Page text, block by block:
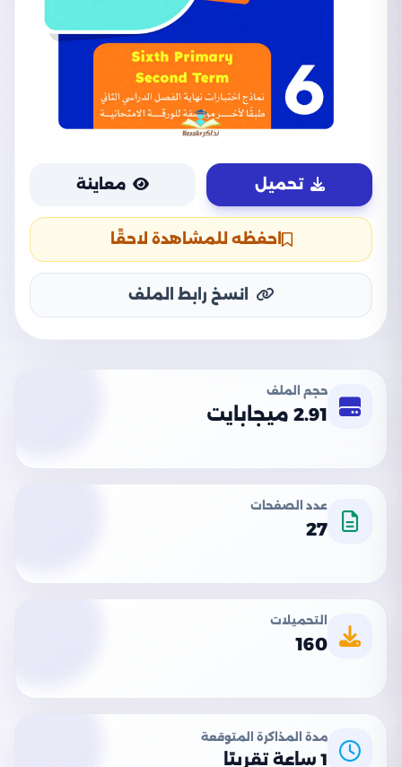
تحميل معاينة
احفظه للمشاهدة لاحقًا
انسخ رابط الملف
حجم الملف
2.91 ميجابايت
عدد الصفحات
27
التحميلات
160
مدة المذاكرة المتوقعة
1 ساعة تقريبًا